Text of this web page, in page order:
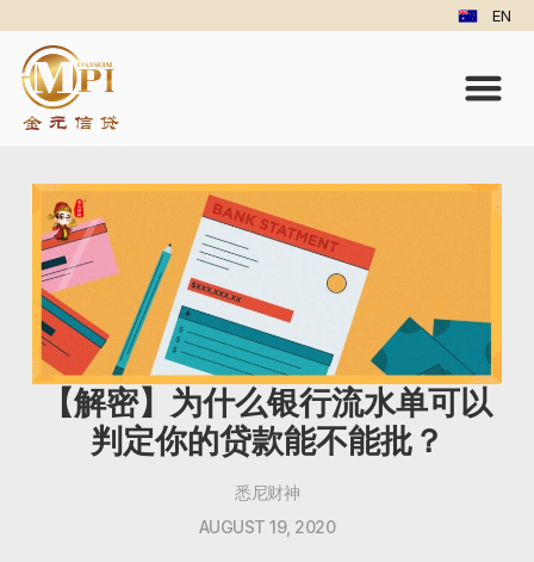
EN
【解密】为什么银行流水单可以
判定你的贷款能不能批？
悉尼财神
AUGUST 19, 2020